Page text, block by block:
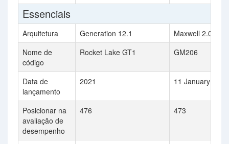
Essenciais
Arquitetura Generation 12.1
Maxwell 2.0
Nome de
código
Rocket Lake GT1 GM206
Data de
lançamento
2021 11 January 2017
Posicionar na
avaliação de
desempenho
476 473